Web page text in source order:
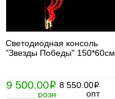
Светодиодная консоль
"Звезды Победы" 150*60см
9 500.00i
розн
8 550.00i
опт